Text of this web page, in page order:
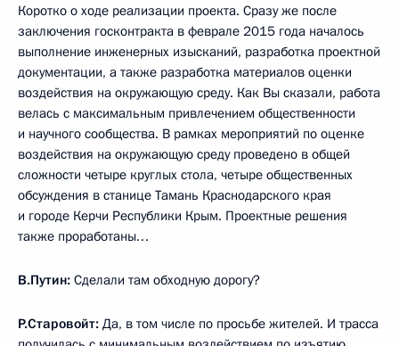
Коротко о ходе реализации проекта. Сразу же после
заключения госконтракта в феврале 2015 года началось
выполнение инженерных изысканий, разработка проектной
документации, а также разработка материалов оценки
воздействия на окружающую среду. Как Вы сказали, работа
велась с максимальным привлечением общественности
и научного сообщества. В рамках мероприятий по оценке
воздействия на окружающую среду проведено в общей
сложности четыре круглых стола, четыре общественных
обсуждения в станице Тамань Краснодарского края
и городе Керчи Республики Крым. Проектные решения
также проработаны…
В.Путин: Сделали там обходную дорогу?
Р.Старовойт: Да, в том числе по просьбе жителей. И трасса